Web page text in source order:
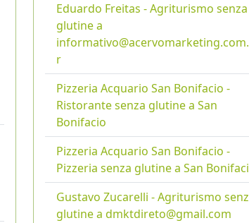
Eduardo Freitas - Agriturismo senza
glutine a
r
Pizzeria Acquario San Bonifacio -
Ristorante senza glutine a San
Bonifacio
Pizzeria Acquario San Bonifacio -
Pizzeria senza glutine a San
Gustavo Zucarelli - Agriturismo
glutine a dmktdireto@gmail.com